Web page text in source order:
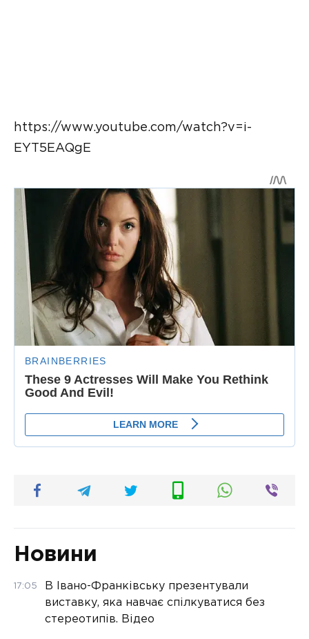
https://www.youtube.com/watch?v=i-
EYT5EAQgE
Новини
17:05
В Івано-Франківську презентували
виставку, яка навчає спілкуватися без
стереотипів. Відео